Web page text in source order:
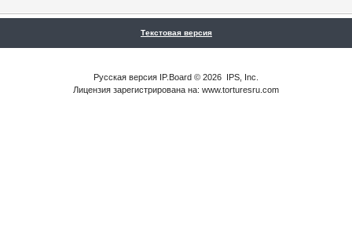
Текстовая версия
Русская версия IP.Board© 2026 IPS, Inc
Лицензия зарегистрирована на: www.torturesru.com